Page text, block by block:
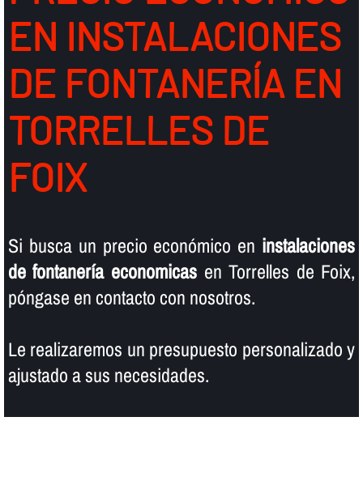
EN INSTALACIONES
DE FONTANERÍ­A EN
TORRELLES DE
FOIX
Si busca un precio económico en instalaciones
de fontanerí­a economicasen Torrelles de Foix,
póngase en contacto con nosotros.
Le realizaremos un presupuesto personalizado y
ajustado a sus necesidades.